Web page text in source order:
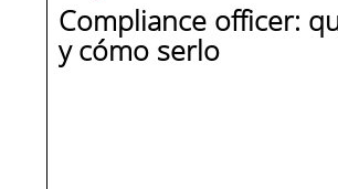
Compliance officer:
y cómo serlo